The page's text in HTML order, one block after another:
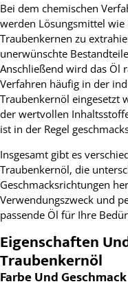
Bei dem chemischen
werden Lösungsmittel wie
Traubenkernen zu
unerwünschte
Anschließend wird das Öl
Verfahren häufig in der
Traubenkernöl eingesetzt
der wertvollen
ist in der Regel
Insgesamt gibt es
Traubenkernöl, die
Geschmacksrichtungen
Verwendungszweck und
passende Öl für Ihre
Eigenschaften
Traubenkernöl
Farbe Und Geschmack